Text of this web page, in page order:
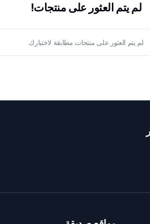
لم يتم العثور على منتجات!
لم يتم العثور على منتجات مطابقة لاختيارك